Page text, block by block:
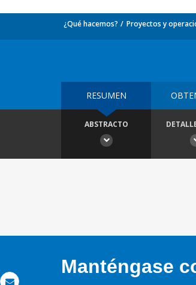
¿Qué hacemos? Proyectos y
RESUMEN
ABSTRACTO
Manténgase